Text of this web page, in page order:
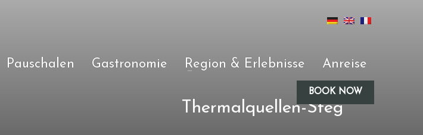
Pauschalen Gastronomie Region & Erlebnisse Anreise
BOOK NOW
Thermalquellen-Steg